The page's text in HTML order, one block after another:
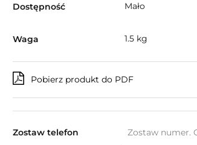
Dostępność Mało
Waga 1.5 kg
Pobierz produkt do PDF
Zostaw telefon